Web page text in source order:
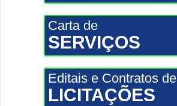
Carta de
SERVIÇOS
Editais e Contratos de
LICITAÇÕES